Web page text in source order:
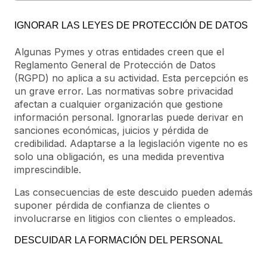
IGNORAR LAS LEYES DE PROTECCIÓN DE DATOS
Algunas Pymes y otras entidades creen que el
Reglamento General de Protección de Datos
(RGPD) no aplica a su actividad. Esta percepción es
un grave error. Las normativas sobre privacidad
afectan a cualquier organización que gestione
información personal. Ignorarlas puede derivar en
sanciones económicas, juicios y pérdida de
credibilidad. Adaptarse a la legislación vigente no es
solo una obligación, es una medida preventiva
imprescindible.
Las consecuencias de este descuido pueden además
suponer pérdida de confianza de clientes o
involucrarse en litigios con clientes o empleados.
DESCUIDAR LA FORMACIÓN DEL PERSONAL